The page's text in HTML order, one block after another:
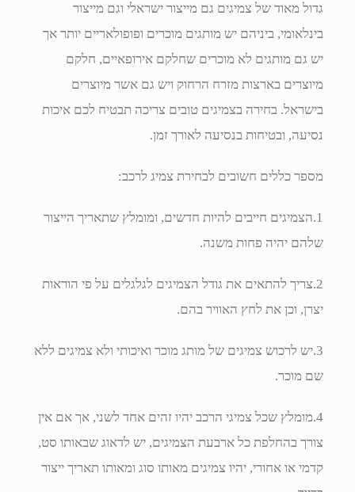
גדול מאוד של צמיגים גם מייצור ישראלי וגם מייצור
בינלאומי, ביניהם יש מותגים מוכרים ופופולאריים יותר אך
יש גם מותגים לא מוכרים שחלקם אירופאיים, חלקם
מיוצרים בארצות מזרח הרחוק ויש גם אשר מיוצרים
בישראל. בחירה בצמיגים טובים צריכה תבטיח לכם איכות
נסיעה, ובטיחות בנסיעה לאורך זמן.
מספר כללים חשובים לבחירת צמיג לרכב:
1.הצמיגים חייבים להיות חדשים, ומומלץ שתאריך הייצור
שלהם יהיה פחות משנה.
2.צריך להתאים את גודל הצמיגים לגלגלים על פי הוראות
יצרן, וכן את לחץ האוויר בהם.
3.יש לרכוש צמיגים של מותג מוכר ואיכותי ולא צמיגים ללא
שם מוכר.
4.מומלץ שכל צמיגי הרכב יהיו זהים אחד לשני, אך אם אין
צורך בהחלפת כל ארבעת הצמיגים, יש לדאוג שבאותו סט,
קדמי או אחורי, יהיו צמיגים מאותו סוג ומאותו תאריך ייצור